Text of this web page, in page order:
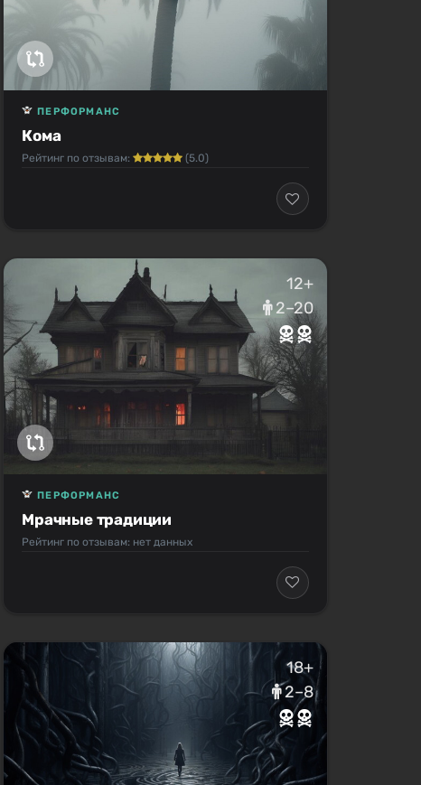
Кома
ПЕРФОРМАНС
Рейтинг по отзывам: (5.0)
12+
2–20
Мрачные традиции
ПЕРФОРМАНС
Рейтинг по отзывам: нет данных
18+
2–8